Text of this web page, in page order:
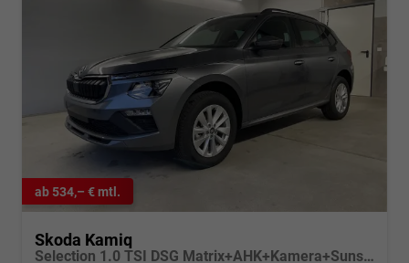
ab 534,– € mtl.
Skoda Kamiq
Selection 1.0 TSI DSG Matrix+AHK+Kamera+Sunset+PDCvohi+Kessy+Sitzheizung+GV4